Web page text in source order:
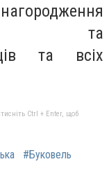
та
та всіх
Ctrl + Enter, щоб
#Буковель